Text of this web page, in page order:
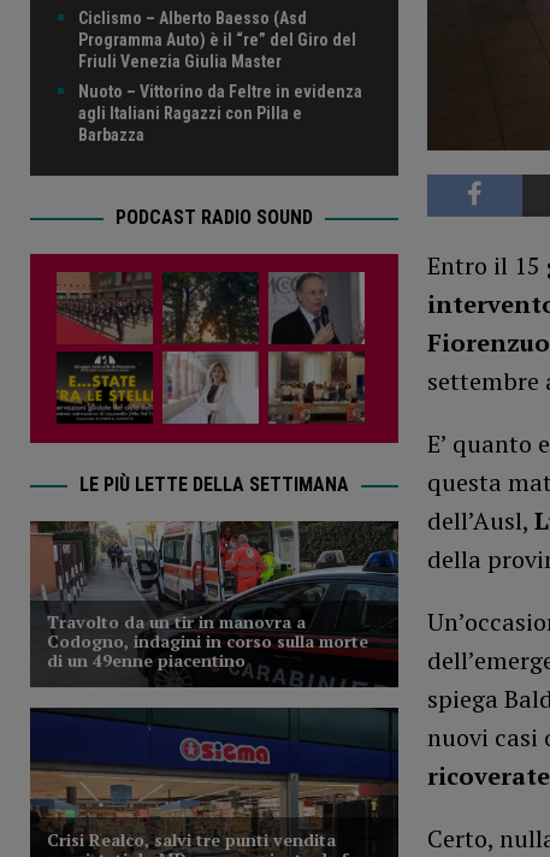
Entro il 15
settembre
E’ quanto
questa
dell’Ausl,
della
spiega
nuovi casi
Certo,
Ciclismo – Alberto Baesso (Asd
Programma Auto) è il “re” del Giro del
Friuli Venezia Giulia Master
Nuoto – Vittorino da Feltre in evidenza
agli Italiani Ragazzi con Pilla e
Barbazza
PODCAST RADIO SOUND
LE PIÙ LETTE DELLA SETTIMANA